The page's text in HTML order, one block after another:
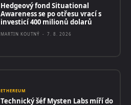
Hedgeový fond Situational
Awareness se po otřesu vrací s
investicí 400 milionů dolarů
MARTIN KOUTNÝ - 7. 8. 2026
ETHEREUM
Technický šéf Mysten Labs míří do